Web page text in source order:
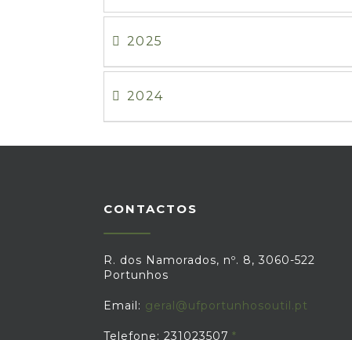
2025
2024
CONTACTOS
R. dos Namorados, nº. 8, 3060-522
Portunhos
Email: geral@ufportunhosoutil.pt
Telefone: 231023507